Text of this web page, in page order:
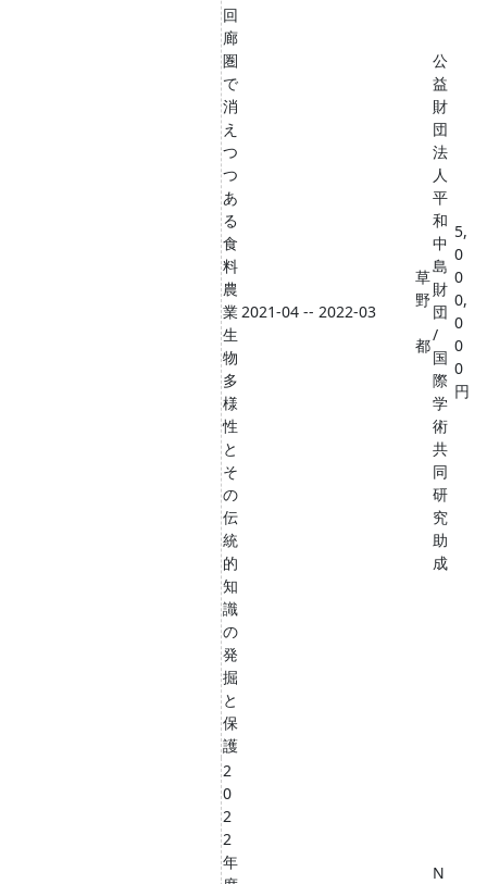
回
廊
圏
で
消
え
つ
つ
あ
る
食
料
農
業
生
物
多
様
性
と
そ
の
伝
統
的
知
識
の
発
掘
と
保
護
2021-04 -- 2022-03
草
野
都
公
益
財
団
法
人
平
和
中
島
財
団
/
国
際
学
術
共
同
研
究
助
成
5,
0
0
0,
0
0
0
円
2
0
2
2
年
N